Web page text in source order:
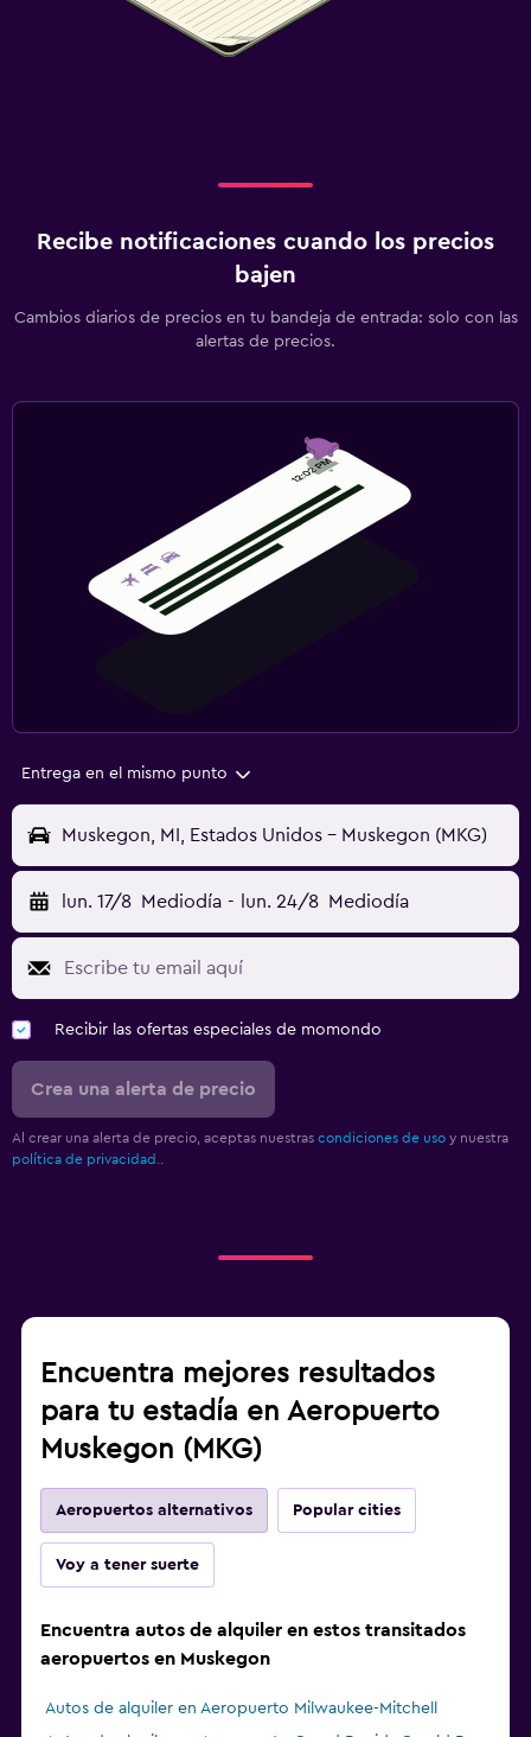
Recibe notificaciones cuando los precios
bajen
Cambios diarios de precios en tu bandeja de entrada: solo con las
alertas de precios.
Entrega en el mismo punto
Muskegon, MI, Estados Unidos - Muskegon (MKG)
lun. 17/8 Mediodía - lun. 24/8 Mediodía
Recibir las ofertas especiales de momondo
Crea una alerta de precio
Al crear una alerta de precio, aceptas nuestras condiciones de uso y nuestra
política de privacidad..
Encuentra mejores resultados
para tu estadía en Aeropuerto
Muskegon (MKG)
Aeropuertos alternativos Popular cities
Voy a tener suerte
Encuentra autos de alquiler en estos transitados
aeropuertos en Muskegon
Autos de alquiler en Aeropuerto Milwaukee-Mitchell